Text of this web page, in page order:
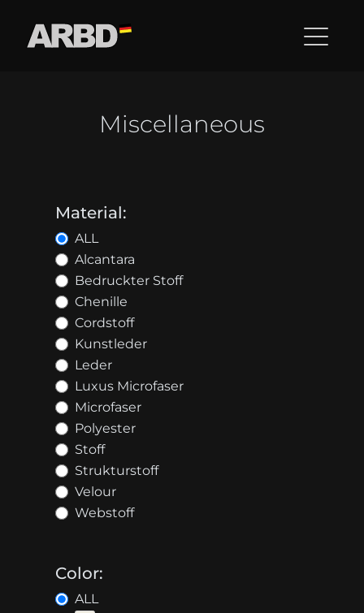
Miscellaneous
Material:
ALL
Alcantara
Bedruckter Stoff
Chenille
Cordstoff
Kunstleder
Leder
Luxus Microfaser
Microfaser
Polyester
Stoff
Strukturstoff
Velour
Webstoff
Color:
ALL